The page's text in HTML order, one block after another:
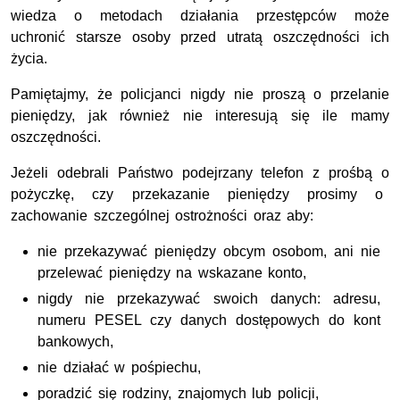
wiedza o metodach działania przestępców może
uchronić starsze osoby przed utratą oszczędności ich
życia.
Pamiętajmy, że policjanci nigdy nie proszą o przelanie
pieniędzy, jak również nie interesują się ile mamy
oszczędności.
Jeżeli odebrali Państwo podejrzany telefon z prośbą o
pożyczkę, czy przekazanie pieniędzy prosimy o
zachowanie szczególnej ostrożności oraz aby:
nie przekazywać pieniędzy obcym osobom, ani nie
przelewać pieniędzy na wskazane konto,
nigdy nie przekazywać swoich danych: adresu,
numeru PESEL czy danych dostępowych do kont
bankowych,
nie działać w pośpiechu,
poradzić się rodziny, znajomych lub policji,